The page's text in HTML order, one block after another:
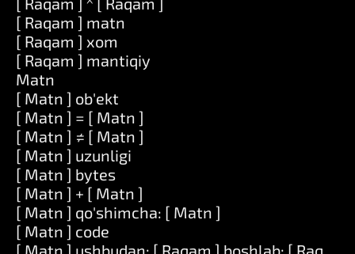
[ Raqam ] matn
[ Raqam ] xom
[ Raqam ] mantiqiy
Matn
[ Matn ] ob'ekt
[ Matn ] = [ Matn ]
[ Matn ] ≠ [ Matn ]
[ Matn ] uzunligi
[ Matn ] bytes
[ Matn ] + [ Matn ]
[ Matn ] qo'shimcha: [ Matn ]
[ Matn ] code
[ Matn ] ushbudan: [ Raqam ] boshlab: [ Raqam ]